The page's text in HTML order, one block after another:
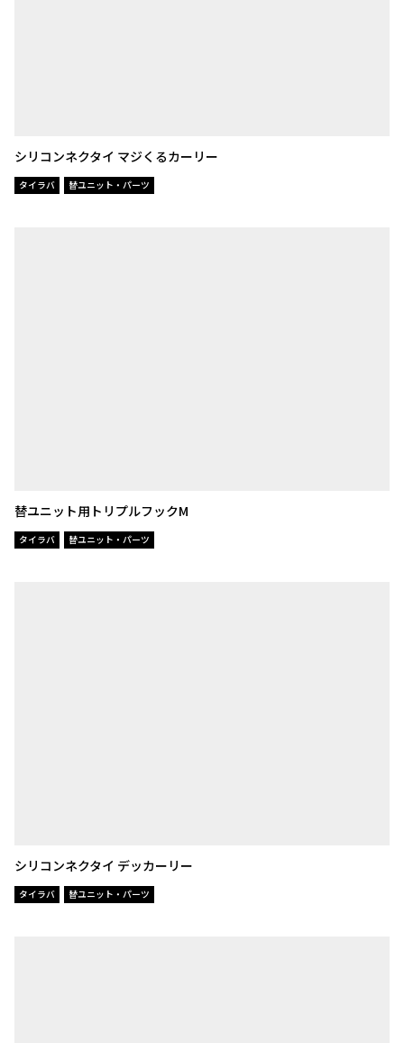
シリコンネクタイ マジくるカーリー
タイラバ 替ユニット・パーツ
替ユニット用トリプルフックM
タイラバ 替ユニット・パーツ
シリコンネクタイ デッカーリー
タイラバ 替ユニット・パーツ